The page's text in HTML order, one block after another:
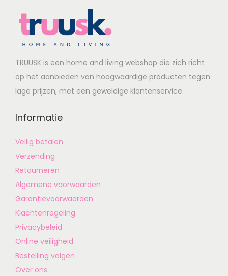
TRUUSK is een home and living webshop die zich richt
op het aanbieden van hoogwaardige producten tegen
lage prijzen, met een geweldige klantenservice.
Informatie
Veilig betalen
Verzending
Retourneren
Algemene voorwaarden
Garantievoorwaarden
Klachtenregeling
Privacybeleid
Online veiligheid
Bestelling volgen
Over ons